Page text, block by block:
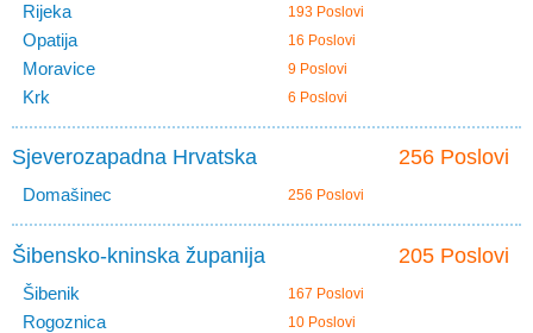
Rijeka 193 Poslovi
Opatija 16 Poslovi
Moravice 9 Poslovi
Krk 6 Poslovi
256 Poslovi
Sjeverozapadna Hrvatska
Domašinec 256 Poslovi
205 Poslovi
Šibensko-kninska županija
Šibenik 167 Poslovi
Rogoznica 10 Poslovi